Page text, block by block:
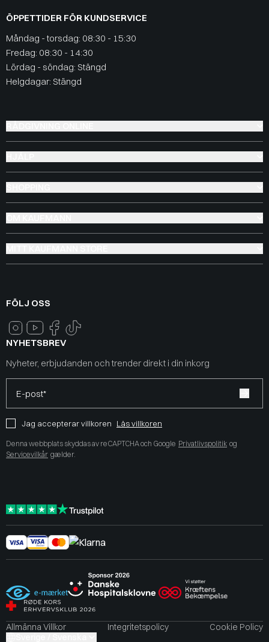
ÖPPETTIDER FÖR KUNDSERVICE
Måndag - torsdag: 08:30 - 15:30
Fredag: 08:30 - 14:30
Lördag - söndag: Stängd
Helgdagar: Stängd
FÖLJ OSS
NYHETSBREV
Nyheter, erbjudanden och trender direkt i din inkorg
E-post*
Jag accepterar villkoren Läs villkoren
Denna webbplats skyddas av reCAPTCHA och Google Privatlivspolitik og
Servicevilkår gælder.
Allmänna Villkor Integritetspolicy
Cookie Policy